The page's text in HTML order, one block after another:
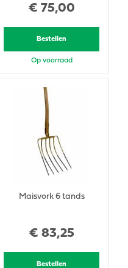
€ 75,00
Bestellen
Op voorraad
€ 83,25
Maisvork 6 tands
Bestellen